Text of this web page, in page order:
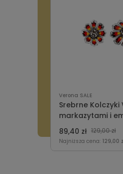
Verona SALE
Srebrne Kolczyki
markazytami i
kwiaty -
89,40 zł 129,00 zł
Najniższa cena: 129,00